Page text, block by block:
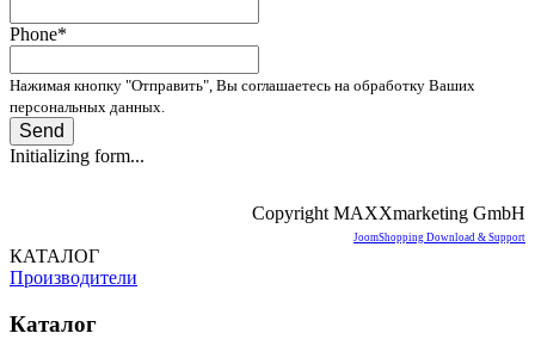
Phone*
Нажимая кнопку "Отправить", Вы соглашаетесь на обработку Ваших
персональных данных.
Send
Initializing form...
Copyright MAXXmarketing GmbH
JoomShopping Download & Support
КАТАЛОГ
Производители
Каталог